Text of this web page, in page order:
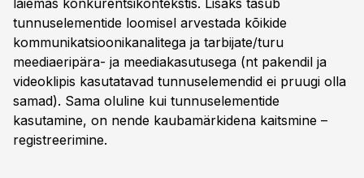
laiemas konkurentsikontekstis. Lisaks tasub
tunnuselementide loomisel arvestada kõikide
kommunikatsioonikanalitega ja tarbijate/turu
meediaeripära- ja meediakasutusega (nt pakendil ja
videoklipis kasutatavad tunnuselemendid ei pruugi olla
samad). Sama oluline kui tunnuselementide
kasutamine, on nende kaubamärkidena kaitsmine –
registreerimine.